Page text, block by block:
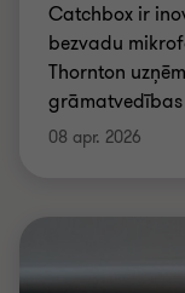
Catchbox ir
bezvadu
Thornton
08 apr. 2026